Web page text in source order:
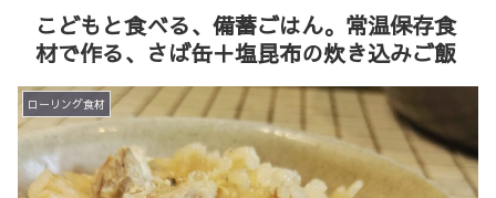
こどもと食べる、備蓄ごはん。常温保存食
材で作る、さば缶＋塩昆布の炊き込みご飯
ローリング食材